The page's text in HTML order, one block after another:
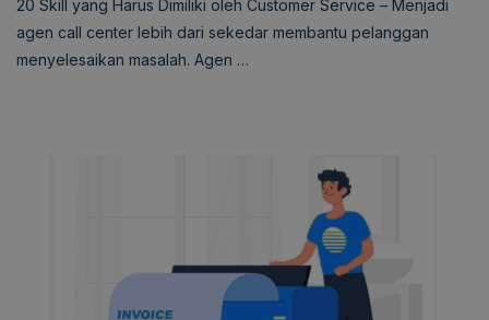
20 Skill yang Harus Dimiliki oleh Customer Service – Menjadi
agen call center lebih dari sekedar membantu pelanggan
menyelesaikan masalah. Agen …